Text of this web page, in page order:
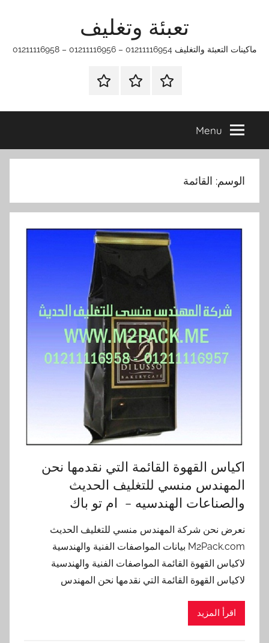
تعبئة وتغليف
ماكينات التعبئة والتغليف 01211116954 – 01211116956 – 01211116958
الرئيسيةماكينات
وتغليف
اتـصـل
في
التي
Menu
الوسم: القائمة
اكياس القهوة القائمة التي نقدمها نحن
المهندس منسي للتغليف الحديث
والصناعات الهندسيه – ام تو باك
نعرض نحن شركة المهندس منسي للتغليف الحديث
M2Pack.com بيانات المواصفات الفنية والهندسية
لاكياس القهوة القائمة المواصفات الفنية والهندسية
لاكياس القهوة القائمة التي نقدمها نحن المهندس
اقرأ المزيد